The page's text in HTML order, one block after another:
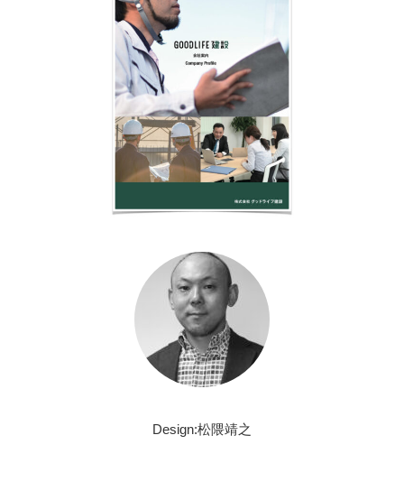
Design:松隈靖之